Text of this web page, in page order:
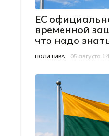
ЕС
временной
что надо
Категория
ПОЛИТИКА
Дата 05 августа